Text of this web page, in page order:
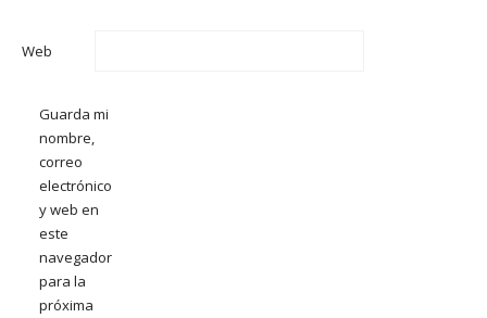
Web
Guarda mi
nombre,
correo
electrónico
y web en
este
navegador
para la
próxima